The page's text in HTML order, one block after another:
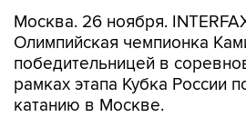
Москва. 26 ноября.
Олимпийская чемпионка
победительницей в
рамках этапа Кубка России
катанию в Москве.